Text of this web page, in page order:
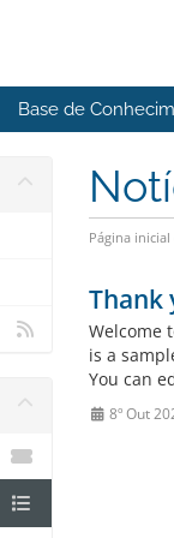
Base de
Página
Thank
Welcome
is a
You can
8º Out